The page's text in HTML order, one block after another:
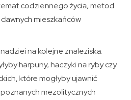
codziennego życia, metod
mieszkańców
na kolejne znaleziska.
harpuny, haczyki na ryby czy
które mogłyby ujawnić
mezolitycznych